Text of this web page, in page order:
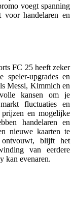
voegt spanning
handelaren en
FC 25 heeft zeker
speler-upgrades en
Messi, Kimmich en
kansen om je
fluctuaties en
prijzen en mogelijke
handelaren en
nieuwe kaarten te
ontvouwt, blijft het
van eerdere
kan evenaren.